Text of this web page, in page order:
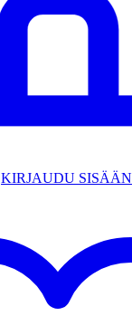
KIRJAUDU SISÄÄN